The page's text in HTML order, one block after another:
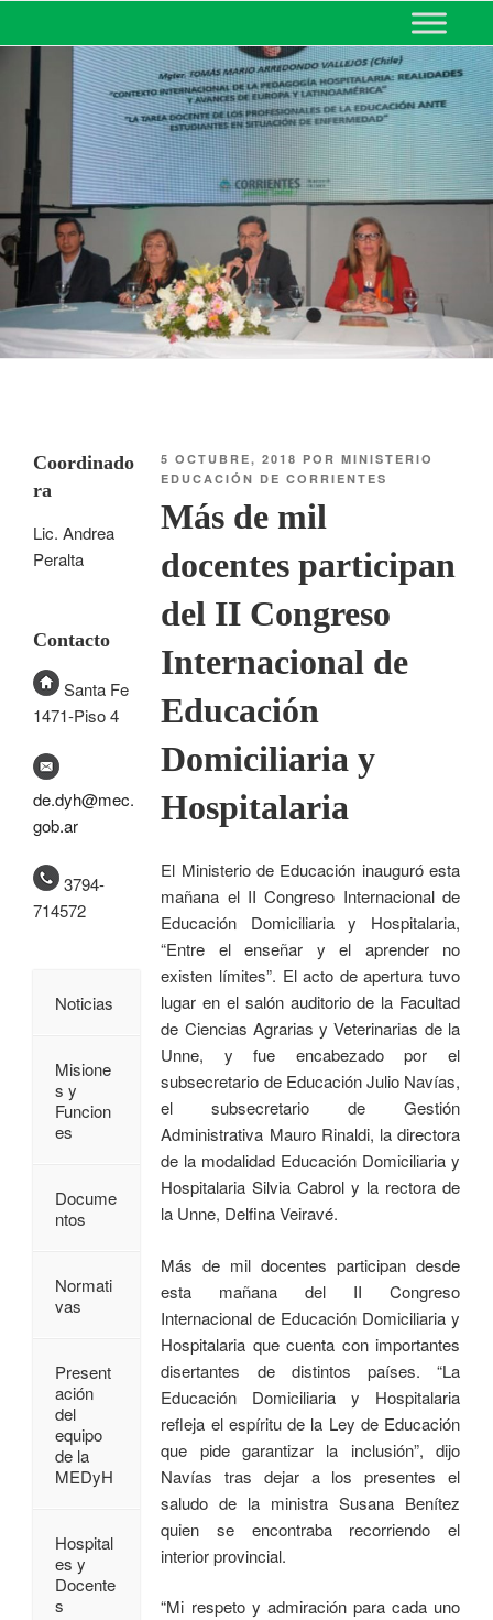
MINISTERIO DE EDUCACIÓN
DE CORRIENTES
5 OCTUBRE, 2018 PORMINISTERIO
EDUCACIÓN DE CORRIENTES
Más de mil
docentes participan
del II Congreso
Internacional de
Educación
Domiciliaria y
Hospitalaria
El Ministerio de Educación inauguró esta
mañana el II Congreso Internacional de
Educación Domiciliaria y Hospitalaria,
“Entre el enseñar y el aprender no
existen límites”. El acto de apertura tuvo
lugar en el salón auditorio de la Facultad
de Ciencias Agrarias y Veterinarias de la
Unne, y fue encabezado por el
subsecretario de Educación Julio Navías,
el subsecretario de Gestión
Administrativa Mauro Rinaldi, la directora
de la modalidad Educación Domiciliaria y
Hospitalaria Silvia Cabrol y la rectora de
la Unne, Delfina Veiravé.
Más de mil docentes participan desde
esta mañana del II Congreso
Internacional de Educación Domiciliaria y
Hospitalaria que cuenta con importantes
disertantes de distintos países. “La
Educación Domiciliaria y Hospitalaria
refleja el espíritu de la Ley de Educación
que pide garantizar la inclusión”, dijo
Navías tras dejar a los presentes el
saludo de la ministra Susana Benítez
quien se encontraba recorriendo el
interior provincial.
“Mi respeto y admiración para cada uno
Coordinado
ra
Lic. Andrea
Peralta
Contacto
Santa Fe
1471-Piso 4
de.dyh@mec.
gob.ar
3794-
714572
Noticias
Misione
s y
Funcion
es
Docume
ntos
Normati
vas
Present
ación
del
equipo
de la
MEDyH
Hospital
es y
Docente
s